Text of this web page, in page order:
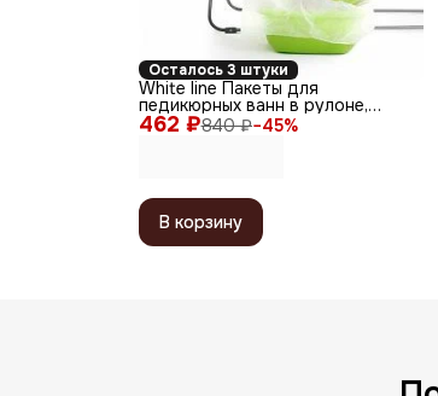
Осталось 3 штуки
462 ₽840 ₽−45%
White line Пакеты для
педикюрных ванн в рулоне,
полиэтилен, 50 x 50 см,
В корзину